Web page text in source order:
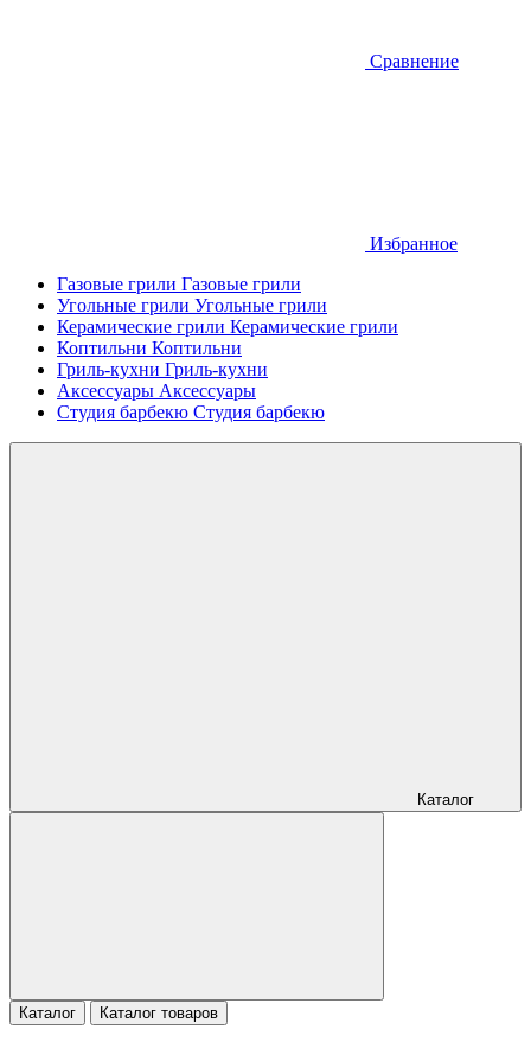
Сравнение
Избранное
Газовые грили Газовые грили
Угольные грили Угольные грили
Керамические грили Керамические грили
Коптильни Коптильни
Гриль-кухни Гриль-кухни
Аксессуары Аксессуары
Студия барбекю Студия барбекю
Каталог
Каталог Каталог товаров